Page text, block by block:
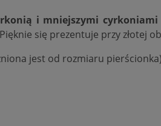
i mniejszymi
się prezentuje przy złotej
jest od rozmiaru pierścionka)